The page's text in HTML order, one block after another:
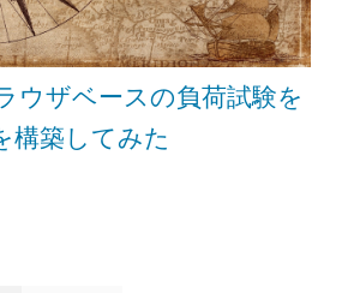
ウザベースの負荷試験を
構築してみた